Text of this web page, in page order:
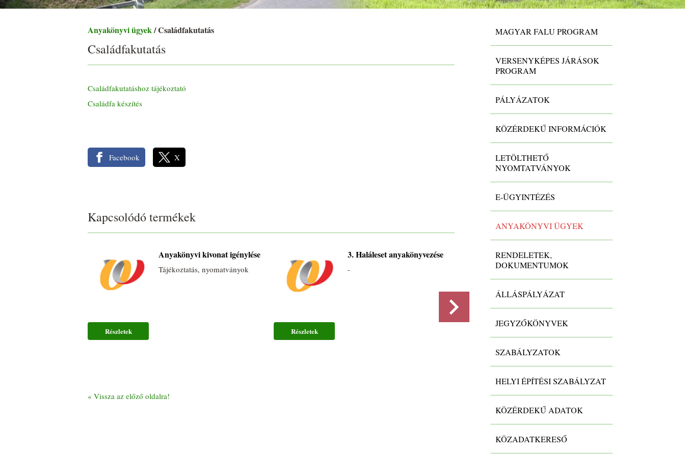
Anyakönyvi ügyek / Családfakutatás
Családfakutatás
Családfakutatáshoz tájékoztató
Családfa készítés
Facebook X
Kapcsolódó termékek
Anyakönyvi kivonat igénylése
Tájékoztatás, nyomatványok
Részletek
3. Haláleset anyakönyvezése
-
Részletek
1. Születés anyakönyvezése
-
« Vissza az előző oldalra!
MAGYAR FALU PROGRAM
VERSENYKÉPES JÁRÁSOK
PROGRAM
PÁLYÁZATOK
KÖZÉRDEKŰ INFORMÁCIÓK
LETÖLTHETŐ
NYOMTATVÁNYOK
E-ÜGYINTÉZÉS
ANYAKÖNYVI ÜGYEK
RENDELETEK,
DOKUMENTUMOK
ÁLLÁSPÁLYÁZAT
JEGYZŐKÖNYVEK
SZABÁLYZATOK
HELYI ÉPÍTÉSI SZABÁLYZAT
KÖZÉRDEKŰ ADATOK
KÖZADATKERESŐ